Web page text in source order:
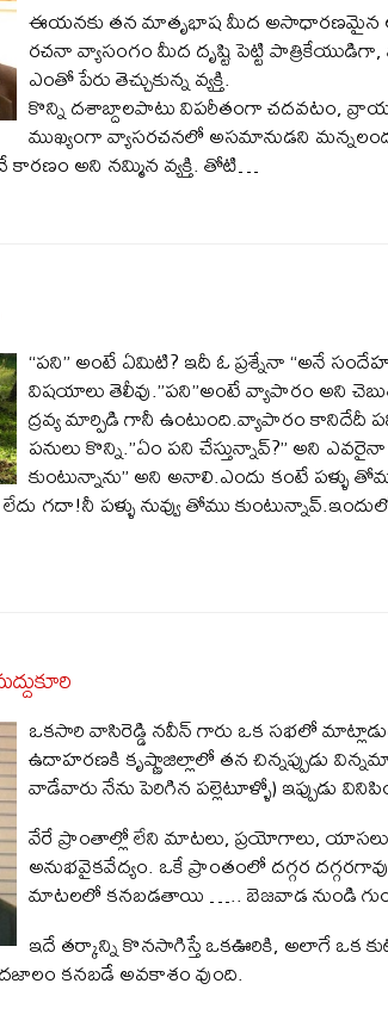
ఈయనకు తన మాతృభాష మీద అసాధారణమైన
రచనా వ్యాసంగం మీద దృష్టి పెట్టి
ఎంతో పేరు తెచ్చుకున్న వ్యక్తి.
కొన్ని దశాబ్దాలపాటు విపరీతంగా చదవటం,
ముఖ్యంగా వ్యాసరచనలో అసమానుడని
అని నమ్మిన వ్యక్తి. తోటి…
“పని” అంటే ఏమిటి? ఇదీ ఓ ప్రశ్నేనా “అనే
విషయాలు తెలీవు.”పని”అంటే వ్యాపారం అని
ద్రవ్య మార్పిడి గానీ ఉంటుంది.వ్యాపారం కానిదేదీ
పనులు కొన్ని.”ఏం పని చేస్తున్నావ్?” అని
కుంటున్నాను” అని అనాలి.ఎందు కంటే పళ్ళు
గదా!నీ పళ్ళు నువ్వు తోము
ఒకసారి వాసిరెడ్డి నవీన్ గారు ఒక సభలో
ఉదాహరణకి కృష్ణాజిల్లాలో తన చిన్నప్పుడు
వాడేవారు నేను పెరిగిన పల్లెటూళ్ళో) ఇప్పుడు
వేరే ప్రాంతాల్లో లేని మాటలు, ప్రయోగాలు,
అనుభవైకవేద్యం. ఒకే ప్రాంతంలో దగ్గర
మాటలలో కనబడతాయి ….. బెజవాడ నుండి
ఇదే తర్కాన్ని కొనసాగిస్తే ఒకఊరికి, అలాగే ఒక
కనబడే అవకాశం వుంది.